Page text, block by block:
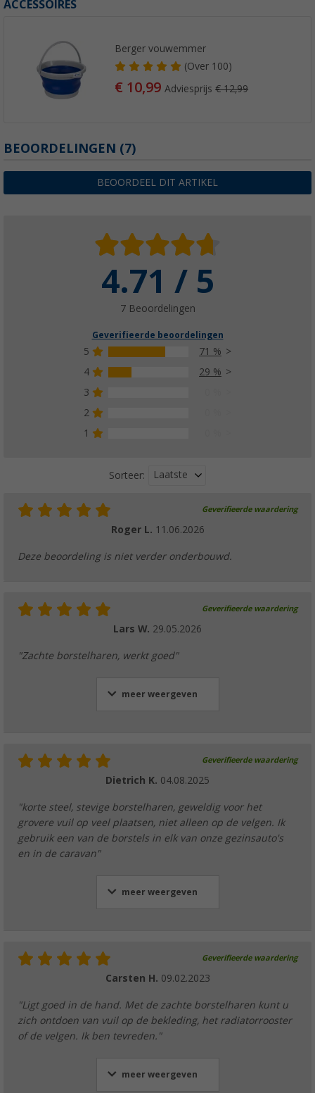
ACCESSOIRES
Berger vouwemmer
(Over100)
€ 10,99Adviesprijs€ 12,99
BEOORDELINGEN (7)
BEOORDEEL DIT ARTIKEL
4.71 / 5
7 Beoordelingen
Geverifieerde beoordelingen
5
71 %
4
29 %
3
2
1
Sorteer: Laatste
Geverifieerde waardering
Roger L. 11.06.2026
Deze beoordeling is niet verder onderbouwd.
Geverifieerde waardering
Lars W. 29.05.2026
"Zachte borstelharen, werkt goed"
meer weergeven
Geverifieerde waardering
Dietrich K. 04.08.2025
"korte steel, stevige borstelharen, geweldig voor het
grovere vuil op veel plaatsen, niet alleen op de velgen. Ik
gebruik een van de borstels in elk van onze gezinsauto's
en in de caravan"
meer weergeven
Geverifieerde waardering
Carsten H. 09.02.2023
"Ligt goed in de hand. Met de zachte borstelharen kunt u
zich ontdoen van vuil op de bekleding, het radiatorrooster
of de velgen. Ik ben tevreden."
meer weergeven